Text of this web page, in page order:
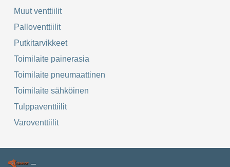
Muut venttiilit
Palloventtiilit
Putkitarvikkeet
Toimilaite painerasia
Toimilaite pneumaattinen
Toimilaite sähköinen
Tulppaventtiilit
Varoventtiilit
–